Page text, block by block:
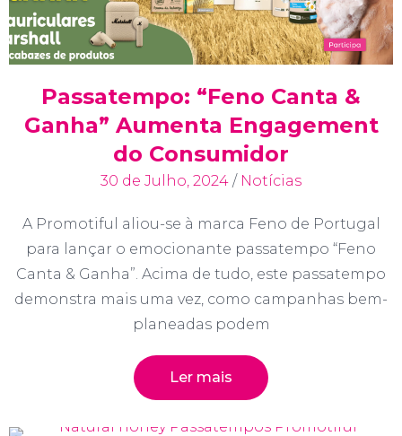
Passatempo: “Feno Canta &
Ganha” Aumenta Engagement
do Consumidor
30 de Julho, 2024 / Notícias
A Promotiful aliou-se à marca Feno de Portugal
para lançar o emocionante passatempo “Feno
Canta & Ganha”. Acima de tudo, este passatempo
demonstra mais uma vez, como campanhas bem-
planeadas podem
Ler mais